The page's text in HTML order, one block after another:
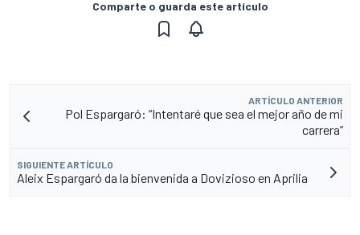
Comparte o guarda este artículo
ARTÍCULO ANTERIOR
Pol Espargaró: “Intentaré que sea el mejor año de mi
carrera”
SIGUIENTE ARTÍCULO
Aleix Espargaró da la bienvenida a Dovizioso en Aprilia